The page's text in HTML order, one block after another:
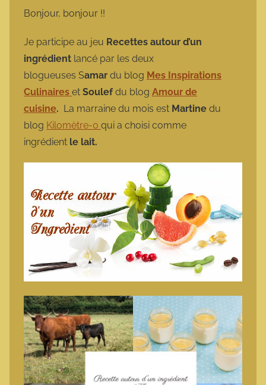
o
t
e
Bonjour, bonjour !!
Je participe au jeu Recettes autour d’un
ingrédient lancé par les deux
blogueuses Samar du blog Mes Inspirations
Culinaires et Soulef du blog Amour de
cuisine. La marraine du mois est Martine du
blog Kilomètre-0 qui a choisi comme
ingrédient le lait.